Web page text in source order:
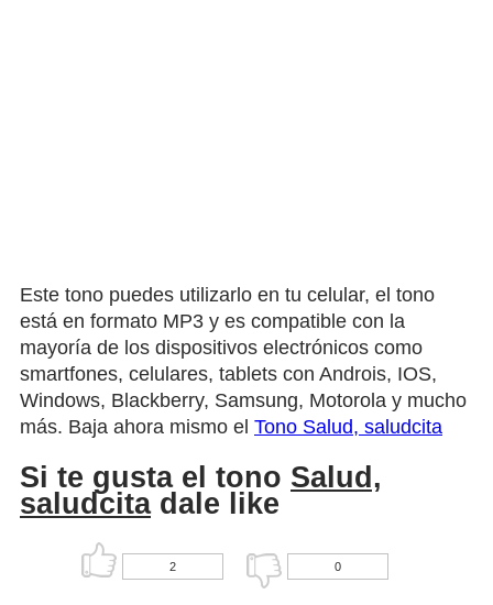
Este tono puedes utilizarlo en tu celular, el tono
está en formato MP3 y es compatible con la
mayoría de los dispositivos electrónicos como
smartfones, celulares, tablets con Androis, IOS,
Windows, Blackberry, Samsung, Motorola y mucho
más. Baja ahora mismo el Tono Salud, saludcita
Si te gusta el tono Salud,
saludcitadale like
2 0